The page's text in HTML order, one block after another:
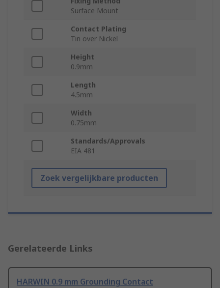
Surface Mount
Contact Plating
Tin over Nickel
Height
0.9mm
Length
4.5mm
Width
0.75mm
Standards/Approvals
EIA 481
Zoek vergelijkbare producten
Gerelateerde Links
HARWIN 0.9 mm Grounding Contact